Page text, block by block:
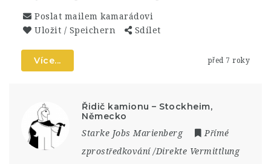
Poslat mailem kamarádovi
Uložit / Speichern
Sdílet
Více... před 7 roky
Řidič kamionu – Stockheim,
Německo
Starke Jobs Marienberg
Přímé
zprostředkování /Direkte Vermittlung